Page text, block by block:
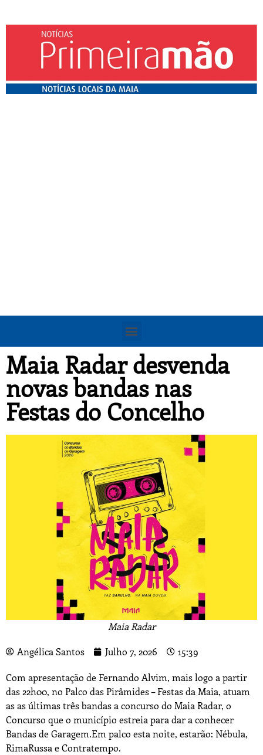
Maia Radar desvenda
novas bandas nas
Festas do Concelho
Maia Radar
Angélica Santos Julho 7, 2026 15:39
Com apresentação de Fernando Alvim, mais logo a partir
das 22h00, no Palco das Pirâmides – Festas da Maia, atuam
as as últimas três bandas a concurso do Maia Radar, o
Concurso que o município estreia para dar a conhecer
Bandas de Garagem.Em palco esta noite, estarão: Nébula,
RimaRussa e Contratempo.